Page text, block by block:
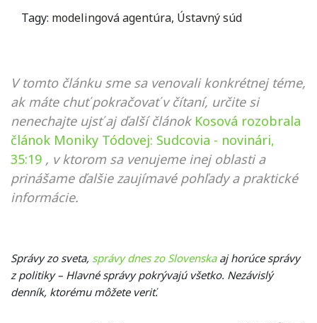
Tagy: modelingová agentúra, Ústavný súd
V tomto článku sme sa venovali konkrétnej téme,
ak máte chuť pokračovať v čítaní, určite si
nenechajte ujsť aj ďalší článok Kosová rozobrala
článok Moniky Tódovej: Sudcovia - novinári,
35:19 , v ktorom sa venujeme inej oblasti a
prinášame ďalšie zaujímavé pohľady a praktické
informácie.
Správy zo sveta, správy dnes zo Slovenskaaj horúce správy
z politiky – Hlavné správy pokrývajú všetko. Nezávislý
denník, ktorému môžete veriť.